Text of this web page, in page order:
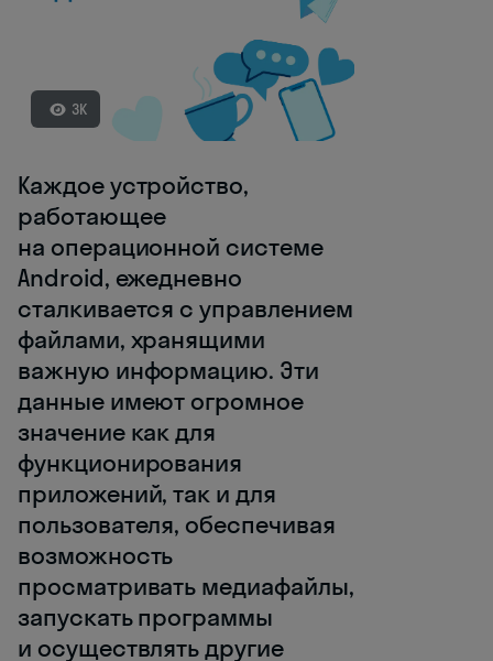
3K
Каждое устройство,
работающее
на операционной системе
Android, ежедневно
сталкивается с управлением
файлами, хранящими
важную информацию. Эти
данные имеют огромное
значение как для
функционирования
приложений, так и для
пользователя, обеспечивая
возможность
просматривать медиафайлы,
запускать программы
и осуществлять другие